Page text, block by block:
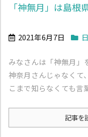
「神無月」は島根
2021年6月7日
みなさんは「神無月」
神奈月さんじゃなくて
こまで知らなくても言
記事を